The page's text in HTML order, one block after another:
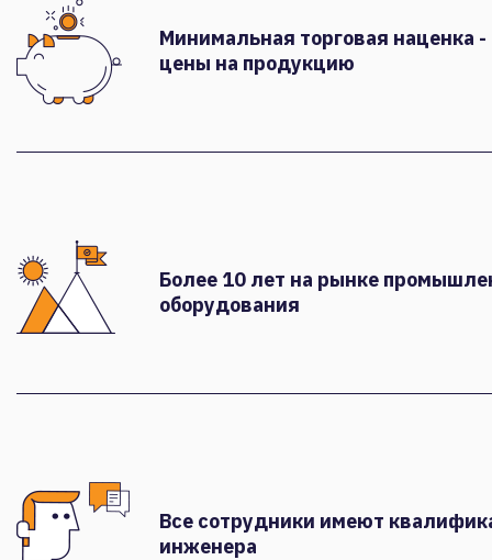
Минимальная торговая наценка
цены на продукцию
Более 10 лет на рынке
оборудования
Все сотрудники имеют
инженера